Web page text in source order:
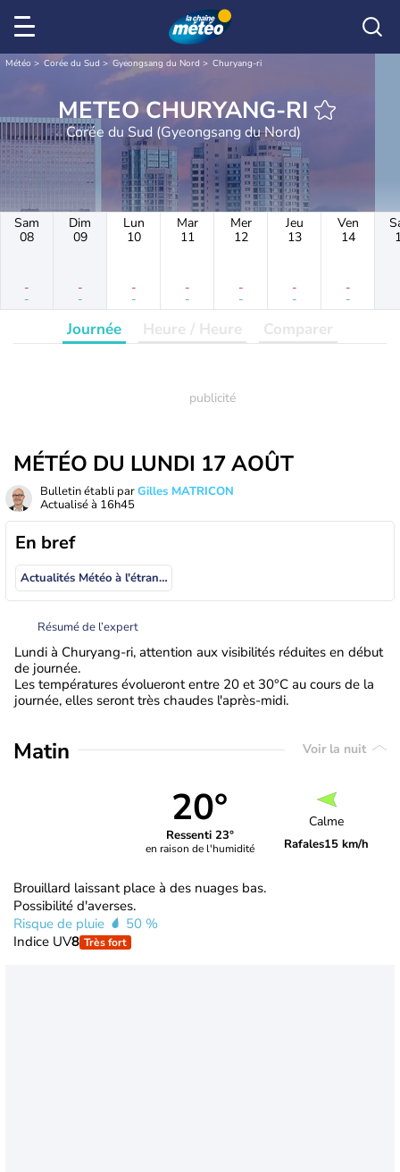
Météo Corée du Sud Gyeongsang du Nord Churyang-ri
METEO CHURYANG-RI
Corée du Sud (Gyeongsang du Nord)
Sam
08
-
-
Dim
09
-
-
Lun
10
-
-
Mar
11
-
-
Mer
12
-
-
Jeu
13
-
-
Ven
14
-
-
Journée Heure / Heure Comparer
MÉTÉO DU LUNDI 17 AOÛT
Bulletin établi parGilles MATRICON
Actualisé à 16h45
En bref
Actualités Météo à l'étranger
Résumé de l’expert
Lundi à Churyang-ri, attention aux visibilités réduites en début
de journée.
Les températures évolueront entre 20 et 30°C au cours de la
journée, elles seront très chaudes l'après-midi.
Matin Voir la nuit
20°
Ressenti 23°
en raison de l'humidité
Calme
Rafales15 km/h
Brouillard laissant place à des nuages bas.
Possibilité d'averses.
Risque de pluie
50 %
Indice UV8 Très fort